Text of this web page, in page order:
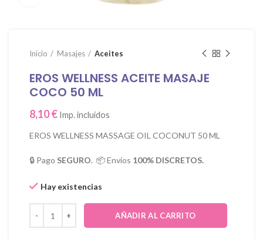
Inicio Masajes Aceites
EROS WELLNESS ACEITE MASAJE
COCO 50 ML
8,10€ Imp. incluidos
EROS WELLNESS MASSAGE OIL COCONUT 50 ML
🔒 Pago SEGURO. 📦 Envíos 100% DISCRETOS.
Hay existencias
AÑADIR AL CARRITO